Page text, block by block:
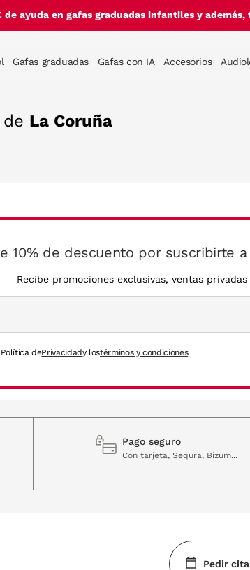
de ayuda en gafas graduadas infantiles y además,
Gafas graduadas Gafas con IA Accesorios
La Coruña
10% de descuento por suscribirte
Recibe promociones exclusivas, ventas privadas
dePrivacidady lostérminos y condiciones
Pago seguro
Con tarjeta, Sequra, Bizum...
Pedir cita